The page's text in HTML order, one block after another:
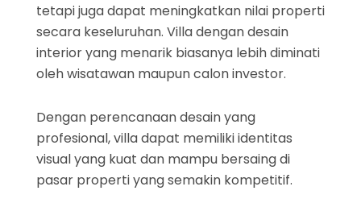
tetapi juga dapat meningkatkan nilai properti
secara keseluruhan. Villa dengan desain
interior yang menarik biasanya lebih diminati
oleh wisatawan maupun calon investor.
Dengan perencanaan desain yang
profesional, villa dapat memiliki identitas
visual yang kuat dan mampu bersaing di
pasar properti yang semakin kompetitif.